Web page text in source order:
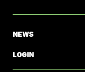
News
Login